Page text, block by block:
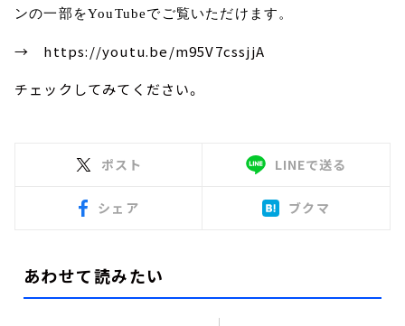
ンの一部をYouTubeでご覧いただけます。
→ https://youtu.be/m95V7cssjjA
チェックしてみてください。
ポスト LINEで送る
シェア ブクマ
あわせて読みたい